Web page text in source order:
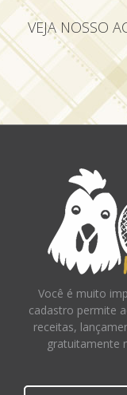
VEJA NOSSO
Você é muito
cadastro permite
receitas,
gratuitamente